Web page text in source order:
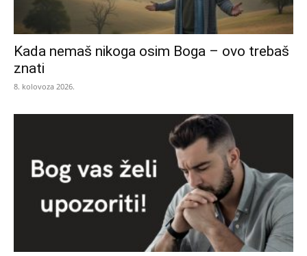
Kada nemaš nikoga osim Boga – ovo trebaš
znati
8. kolovoza 2026.